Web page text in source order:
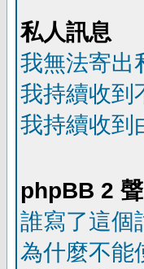
私人訊息
我無法寄出
我持續收到
我持續收到
phpBB 2
誰寫了這個
為什麼不能